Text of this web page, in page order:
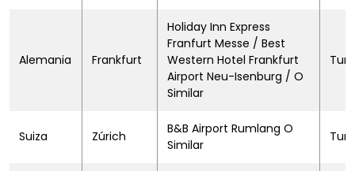
Alemania Frankfurt
Holiday Inn Express
Franfurt Messe / Best
Western Hotel Frankfurt
Airport Neu-Isenburg / O
Similar
Suiza Zúrich
B&B Airport Rumlang O
Similar